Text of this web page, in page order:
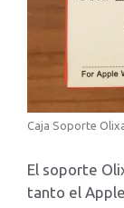
Caja Soporte
El soporte
tanto el